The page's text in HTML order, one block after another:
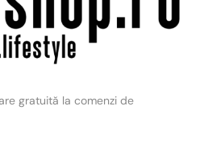
gratuită la comenzi de